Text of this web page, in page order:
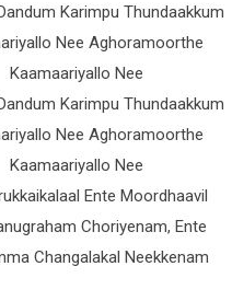
Karimpu Thundaakkum
Nee Aghoramoorthe
Kaamaariyallo Nee
Karimpu Thundaakkum
Nee Aghoramoorthe
Kaamaariyallo Nee
Ente Moordhaavil
Choriyenam, Ente
Changalakal Neekkenam